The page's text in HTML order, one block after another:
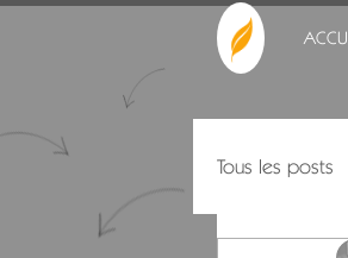
Tous les posts